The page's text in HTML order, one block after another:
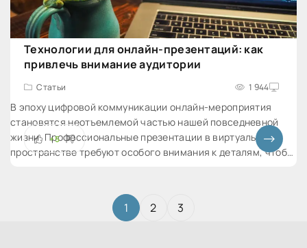
Технологии для онлайн-презентаций: как
привлечь внимание аудитории
Статьи 1 944
В эпоху цифровой коммуникации онлайн-мероприятия
становятся неотъемлемой частью нашей повседневной
жизни. Профессиональные презентации в виртуальном
пространстве требуют особого внимания к деталям, чтобы
+5
1 2 3